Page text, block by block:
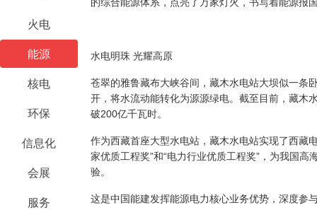
火电
能源
核电
环保
信息化
会展
服务
水电明珠 光耀高原
苍翠的雅鲁藏布大峡谷间，藏木水电站大坝似一条
开 ，将水流动能转化为源源绿电。 截至目前， 藏木
破200亿千瓦时。
作为西藏首座大型水电站 ， 藏木水电站实现了西藏
家优质工程奖”和“电力行业优质工程奖”，为我国
验。
这是中国能建发挥能源电力核心业务优势，深度参